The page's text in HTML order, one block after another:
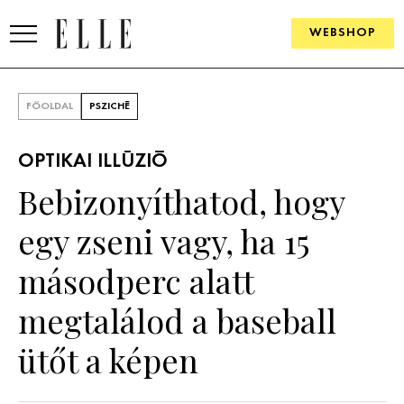
WEBSHOP
SZÉPSÉG
KULTÚRA
ÉLETMÓD
FŐOLDAL PSZICHÉ
OPTIKAI ILLÚZIÓ
Bebizonyíthatod, hogy
egy zseni vagy, ha 15
másodperc alatt
megtalálod a baseball
ütőt a képen